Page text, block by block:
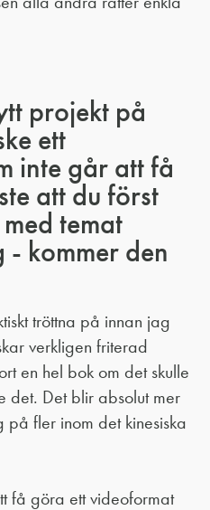
projekt på
ett
inte går att få
att du först
temat
kommer den
tröttna på innan jag
verkligen friterad
en hel bok om det skulle
det. Det blir absolut mer
fler inom det kinesiska
få göra ett videoformat